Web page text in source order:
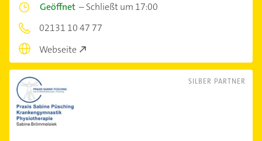
Geöffnet –Schließt um 17:00
02131 10 47 77
Webseite
SILBER PARTNER